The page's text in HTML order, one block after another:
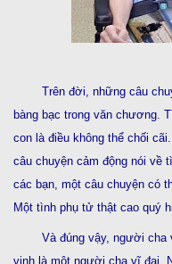
Trên đời, những câu
bàng bạc trong văn chương.
con là điều không thể chối
câu chuyện cảm động nói về
các bạn, một câu chuyện có
Một tình phụ tử thật cao quý
Và đúng vậy, người
vinh là một người cha vĩ đại.